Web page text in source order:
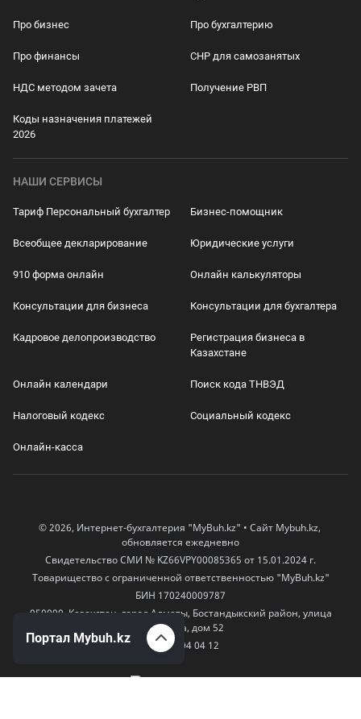
Про бизнес Про бухгалтерию
Про финансы СНР для самозанятых
НДС методом зачета Получение РВП
Коды назначения платежей
2026
НАШИ СЕРВИСЫ
Тариф Персональный бухгалтер Бизнес-помощник
Всеобщее декларирование Юридические услуги
910 форма онлайн Онлайн калькуляторы
Консультации для бизнеса Консультации для бухгалтера
Кадровое делопроизводство
Регистрация бизнеса в
Казахстане
Онлайн календари Поиск кода ТНВЭД
Налоговый кодекс Социальный кодекс
Онлайн-касса
© 2026, Интернет-бухгалтерия "MyBuh.kz" • Сайт Mybuh.kz,
обновляется ежедневно
Свидетельство СМИ № KZ66VPY00085365 от 15.01.2024 г.
Товарищество с ограниченной ответственностью "MyBuh.kz"
БИН 170240009787
050000, Казахстан, город Алматы, Бостандыкский район, улица
Егизбаева, дом 52
+7 777 504 04 12
Портал Mybuh.kz